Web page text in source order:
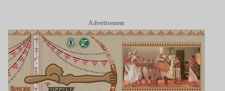
Advertisement